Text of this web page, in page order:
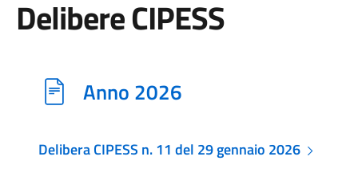
Delibere CIPESS
Anno 2026
Delibera CIPESS n. 11 del 29 gennaio 2026